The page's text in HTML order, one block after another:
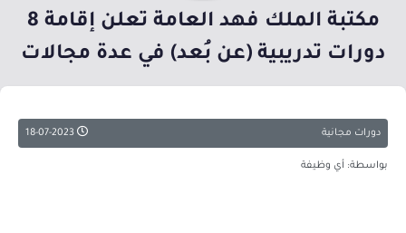
مكتبة الملك فهد العامة تعلن إقامة 8
دورات تدريبية (عن بُعد) في عدة مجالات
دورات مجانية
بواسطة: أي وظيفة